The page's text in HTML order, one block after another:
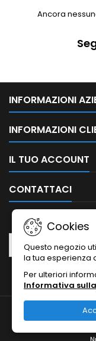
Ancora
INFORMAZIONI
INFORMAZIONI
IL TUO ACCOUNT
CONTATTACI
Cookies
Questo negozio
la tua esperienza
Per ulteriori
Informativa
© Copyright 2010-
Ristodesk di
84088- Siano (SA) |